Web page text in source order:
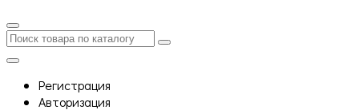
Регистрация
Авторизация